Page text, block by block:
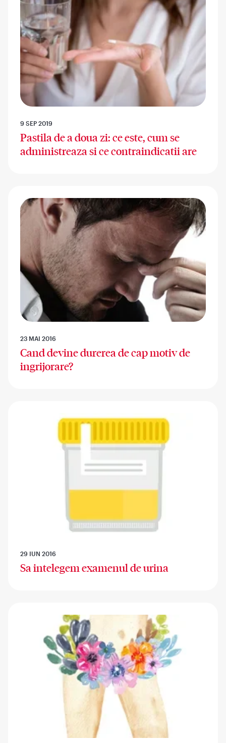
9 SEP 2019
Pastila de a doua zi: ce este, cum se
administreaza si ce contraindicatii are
23 MAI 2016
Cand devine durerea de cap motiv de
ingrijorare?
29 IUN 2016
Sa intelegem examenul de urina